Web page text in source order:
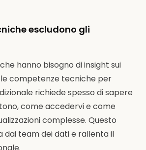
escludono gli
hanno bisogno di insight sui
competenze tecniche per
richiede spesso di sapere
come accedervi e come
complesse. Questo
dai team dei dati e rallenta il